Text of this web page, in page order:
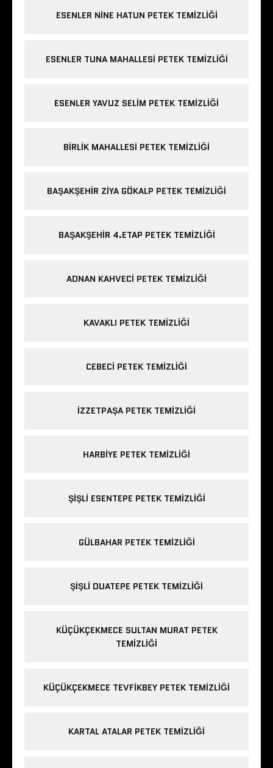
ESENLER NINE HATUN PETEK TEMIZLIĞI
ESENLER TUNA MAHALLESI PETEK TEMIZLIĞI
ESENLER YAVUZ SELIM PETEK TEMIZLIĞI
BIRLIK MAHALLESI PETEK TEMIZLIĞI
BAŞAKŞEHIR ZIYA GÖKALP PETEK TEMIZLIĞI
BAŞAKŞEHIR 4.ETAP PETEK TEMIZLIĞI
ADNAN KAHVECI PETEK TEMIZLIĞI
KAVAKLI PETEK TEMIZLIĞI
CEBECI PETEK TEMIZLIĞI
IZZETPAŞA PETEK TEMIZLIĞI
HARBIYE PETEK TEMIZLIĞI
ŞIŞLI ESENTEPE PETEK TEMIZLIĞI
GÜLBAHAR PETEK TEMIZLIĞI
ŞIŞLI DUATEPE PETEK TEMIZLIĞI
KÜÇÜKÇEKMECE SULTAN MURAT PETEK
TEMIZLIĞI
KÜÇÜKÇEKMECE TEVFIKBEY PETEK TEMIZLIĞI
KARTAL ATALAR PETEK TEMIZLIĞI